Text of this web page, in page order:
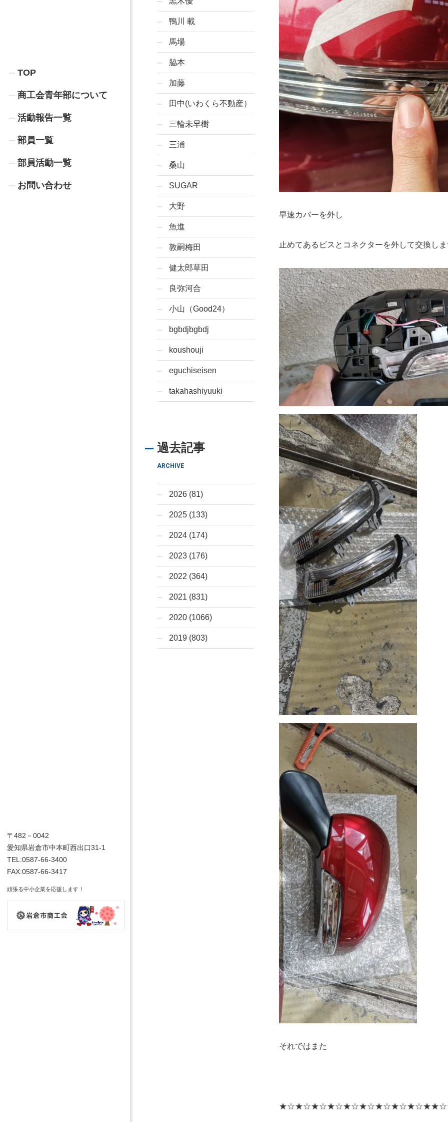
TOP
商工会青年部について
活動報告一覧
部員一覧
部員活動一覧
お問い合わせ
〒482－0042
愛知県岩倉市中本町西出口31-1
TEL:0587-66-3400
FAX:0587-66-3417
頑張る中小企業を応援します！
早速カバーを外し
止めてあるビスとコネクターを外して交換し
それではまた
鴨川 載
馬場
脇本
加藤
田中(いわくら不動産）
三輪未早樹
三浦
桑山
SUGAR
大野
魚進
敦嗣梅田
健太郎草田
良弥河合
小山（Good24）
bgbdjbgbdj
koushouji
eguchiseisen
takahashiyuuki
過去記事
ARCHIVE
2026 (81)
2025 (133)
2024 (174)
2023 (176)
2022 (364)
2021 (831)
2020 (1066)
2019 (803)